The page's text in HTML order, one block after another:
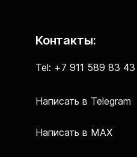
Контакты:
Tel: +7 911 589 83 43
Написать в Telegram
Написать в MAX